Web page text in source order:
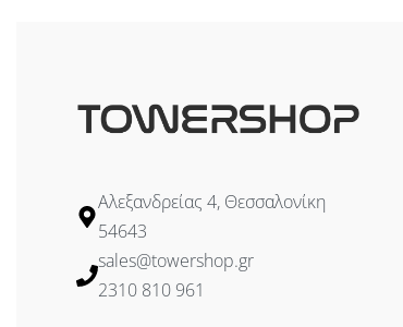
Αλεξανδρείας 4, Θεσσαλονίκη
54643
sales@towershop.gr
2310 810 961